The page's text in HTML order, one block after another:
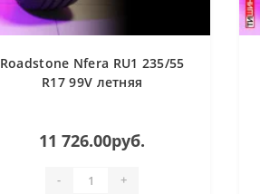
Roadstone Nfera RU1 235/55
R17 99V летняя
11 726.00руб.
- +